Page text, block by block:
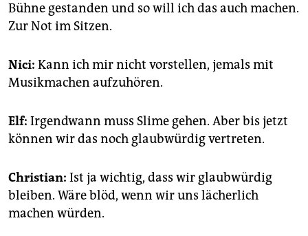
Bühne gestanden und so will ich das auch machen.
Zur Not im Sitzen.
Nici: Kann ich mir nicht vorstellen, jemals mit
Musikmachen aufzuhören.
Elf: Irgendwann muss Slime gehen. Aber bis jetzt
können wir das noch glaubwürdig vertreten.
Christian: Ist ja wichtig, dass wir glaubwürdig
bleiben. Wäre blöd, wenn wir uns lächerlich
machen würden.